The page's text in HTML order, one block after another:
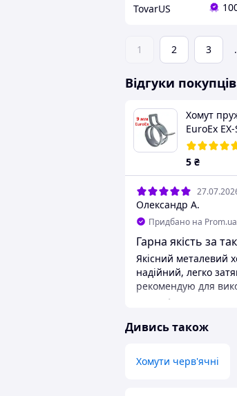
TovarUS
1 2 3
Відгуки покупців
Хомут
EuroEx
(Код5282)
5 ₴
Олександр А.
Придбано на Prom.ua
Гарна якість за
Якісний металевий
надійний, легко
рекомендую для
Недоліки
Дивись також
Хомути черв'ячні